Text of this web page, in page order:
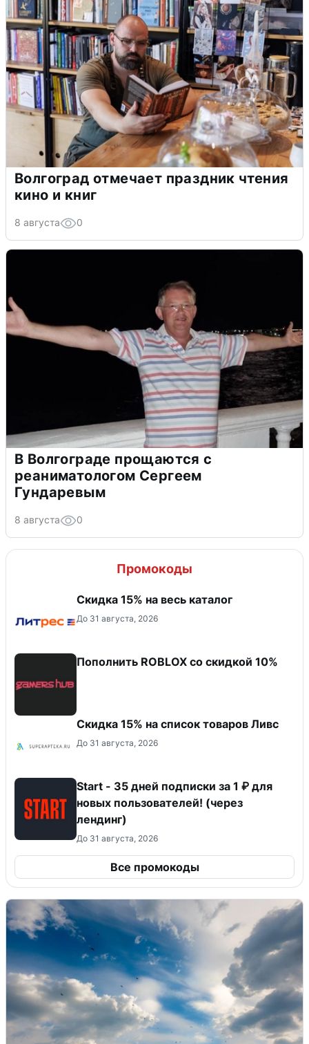
Волгоград отмечает праздник чтения
кино и книг
8 августа 0
В Волгограде прощаются с
реаниматологом Сергеем
Гундаревым
8 августа 0
Промокоды
Скидка 15% на весь каталог
До 31 августа, 2026
Пополнить ROBLOX со скидкой 10%
Скидка 15% на список товаров Ливс
До 31 августа, 2026
Start - 35 дней подписки за 1 ₽ для
новых пользователей! (через
лендинг)
До 31 августа, 2026
Все промокоды